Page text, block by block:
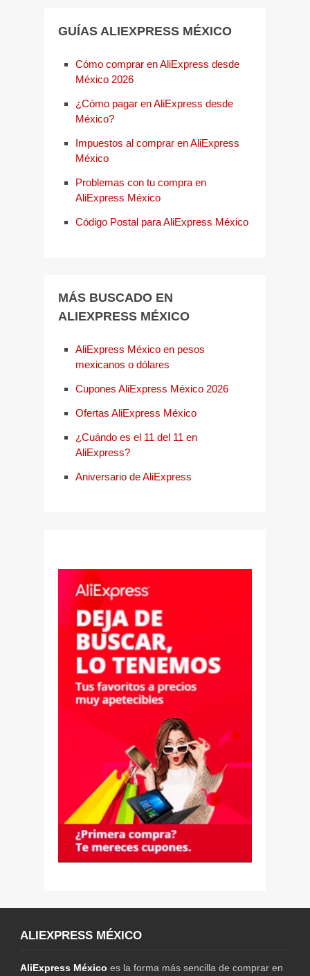
GUÍAS ALIEXPRESS MÉXICO
Cómo comprar en AliExpress desde
México 2026
¿Cómo pagar en AliExpress desde
México?
Impuestos al comprar en AliExpress
México
Problemas con tu compra en
AliExpress México
Código Postal para AliExpress México
MÁS BUSCADO EN
ALIEXPRESS MÉXICO
AliExpress México en pesos
mexicanos o dólares
Cupones AliExpress México 2026
Ofertas AliExpress México
¿Cuándo es el 11 del 11 en
AliExpress?
Aniversario de AliExpress
ALIEXPRESS MÉXICO
AliExpress México es la forma más sencilla de comprar en